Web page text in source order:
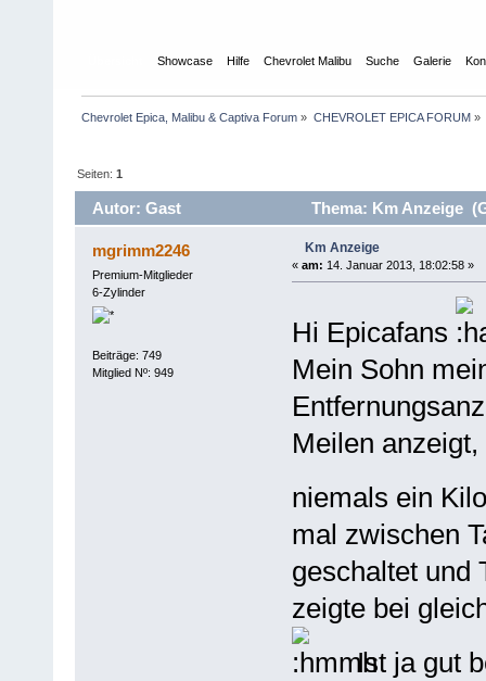
Showcase Hilfe Chevrolet Malibu Suche Galerie
Chevrolet Epica, Malibu & Captiva Forum » CHEVROLET EPICA FORUM»
Seiten:1
Autor: Gast Thema: Km Anzeige
mgrimm2246
Premium-Mitglieder
6-Zylinder
Beiträge: 749
Mitglied Nº: 949
Km Anzeige
« am: 14. Januar 2013, 18:02:58 »
Hi Epicafans
Mein Sohn
Meilen
niemals ein
mal zwischen
geschaltet und
zeigte bei
Ist ja gut